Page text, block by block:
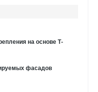
на основе Т-
фасадов